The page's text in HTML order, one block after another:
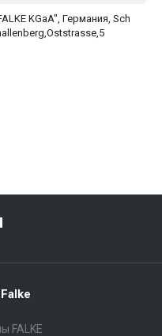
KGaA", Германия, Sch
FALKE